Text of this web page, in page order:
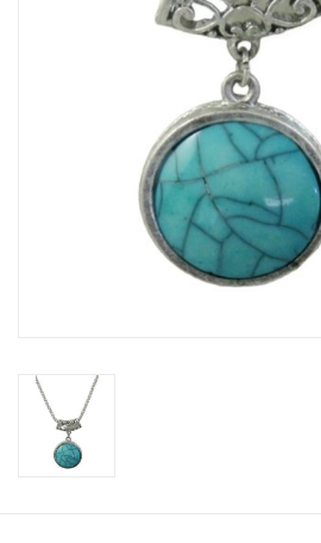
LIFESTYLE PRODUCTEN